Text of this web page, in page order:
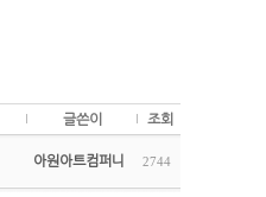
글쓴이 조회
아원아트컴퍼니 2744